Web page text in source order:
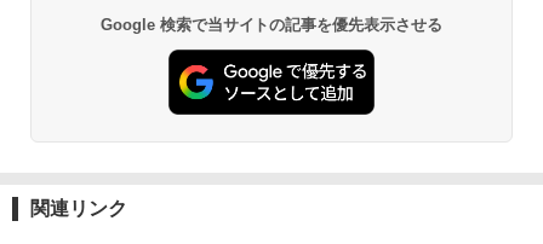
Google 検索で当サイトの記事を優先表示させる
関連リンク